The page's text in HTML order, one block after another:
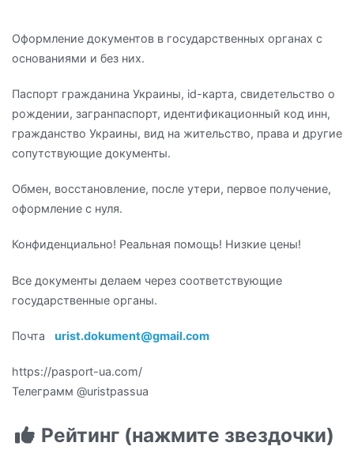
Оформление документов в государственных органах с
основаниями и без них.
Паспорт гражданина Украины, id-карта, свидетельство о
рождении, загранпаспорт, идентификационный код инн,
гражданство Украины, вид на жительство, права и другие
сопутствующие документы.
Обмен, восстановление, после утери, первое получение,
оформление с нуля.
Конфиденциально! Реальная помощь! Низкие цены!
Все документы делаем через соответствующие
государственные органы.
Почта urist.dokument@gmail.com
https://pasport-ua.com/
Телеграмм @uristpassua
Рейтинг (нажмите звездочки)